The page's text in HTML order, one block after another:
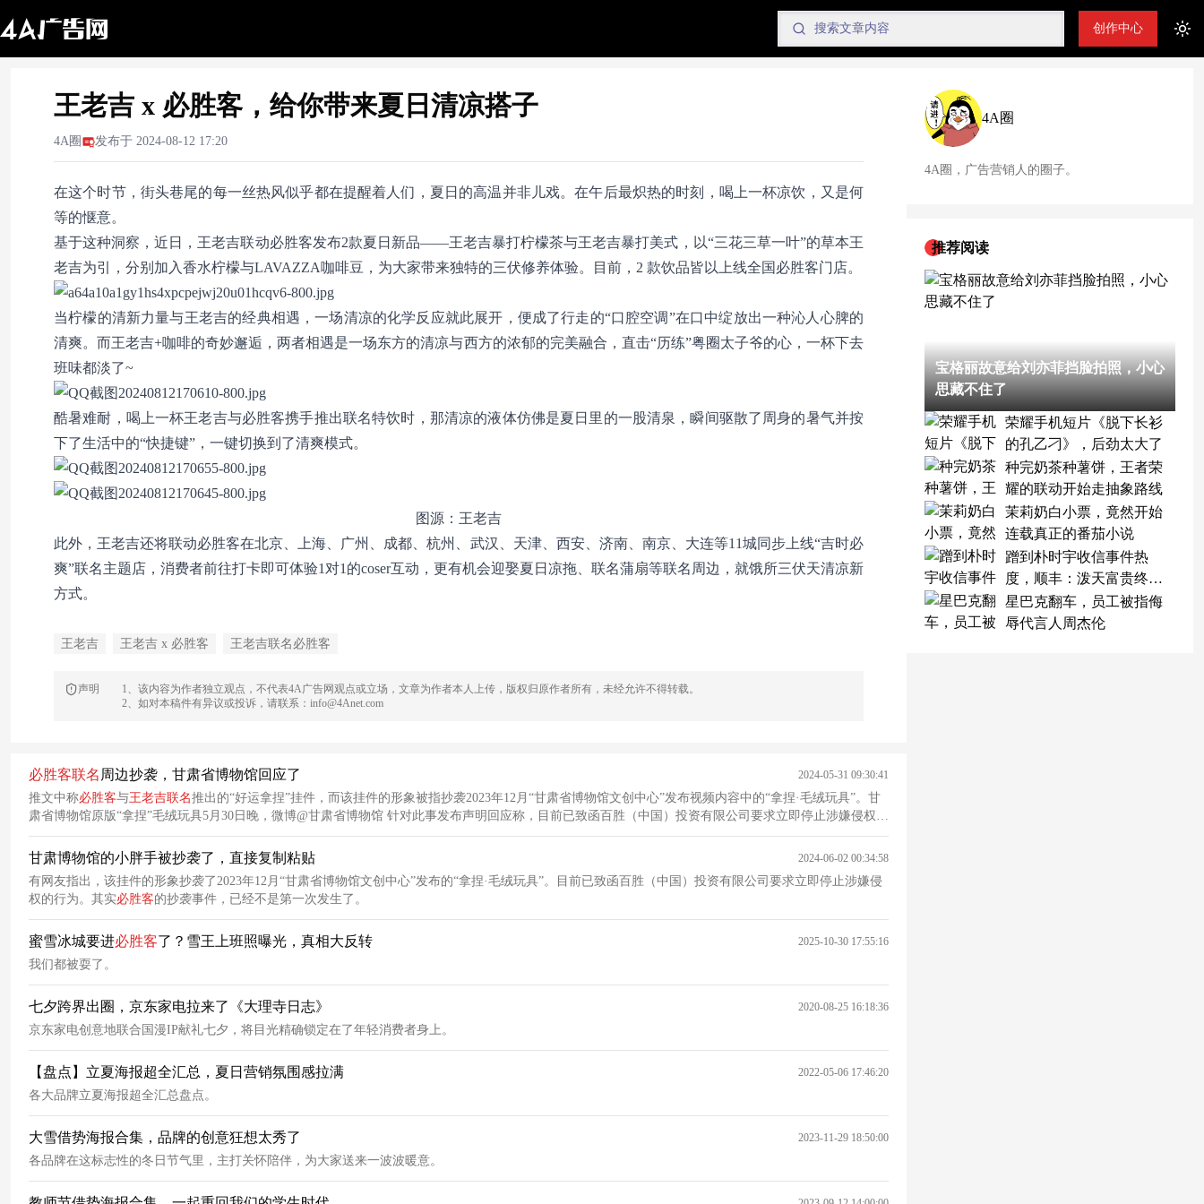
创作中心
王老吉 x 必胜客，给你带来夏日清凉搭子
4A圈 发布于 2024-08-12 17:20
在这个时节，街头巷尾的每一丝热风似乎都在提醒着人们，夏日的高温并非儿戏。在午后最炽热的时刻，喝上一杯凉饮，又是何
等的惬意。
基于这种洞察，近日，王老吉联动必胜客发布2款夏日新品——王老吉暴打柠檬茶与王老吉暴打美式，以“三花三草一叶”的草本王
老吉为引，分别加入香水柠檬与LAVAZZA咖啡豆，为大家带来独特的三伏修养体验。目前，2 款饮品皆以上线全国必胜客门店。
当柠檬的清新力量与王老吉的经典相遇，一场清凉的化学反应就此展开，便成了行走的“口腔空调”在口中绽放出一种沁人心脾的
清爽。而王老吉+咖啡的奇妙邂逅，两者相遇是一场东方的清凉与西方的浓郁的完美融合，直击“历练”粤圈太子爷的心，一杯下去
班味都淡了~
酷暑难耐，喝上一杯王老吉与必胜客携手推出联名特饮时，那清凉的液体仿佛是夏日里的一股清泉，瞬间驱散了周身的暑气并按
下了生活中的“快捷键”，一键切换到了清爽模式。
图源：王老吉
此外，王老吉还将联动必胜客在北京、上海、广州、成都、杭州、武汉、天津、西安、济南、南京、大连等11城同步上线“吉时必
爽”联名主题店，消费者前往打卡即可体验1对1的coser互动，更有机会迎娶夏日凉拖、联名蒲扇等联名周边，就饿所三伏天清凉新
方式。
王老吉 王老吉 x 必胜客 王老吉联名必胜客
声明
1、该内容为作者独立观点，不代表4A广告网观点或立场，文章为作者本人上传，版权归原作者所有，未经允许不得转载。
2、如对本稿件有异议或投诉，请联系：info@4Anet.com
必胜客联名 周边抄袭，甘肃省博物馆回应了 2024-05-31 09:30:41
推文中称必胜客与王老吉联名推出的“好运拿捏”挂件，而该挂件的形象被指抄袭2023年12月“甘肃省博物馆文创中心”发布视频内容中的“拿捏·毛绒玩具”。甘
肃省博物馆原版“拿捏”毛绒玩具5月30日晚，微博@甘肃省博物馆 针对此事发布声明回应称，目前已致函百胜（中国）投资有限公司要求立即停止涉嫌侵权的
行为。
甘肃博物馆的小胖手被抄袭了，直接复制粘贴 2024-06-02 00:34:58
有网友指出，该挂件的形象抄袭了2023年12月“甘肃省博物馆文创中心”发布的“拿捏·毛绒玩具”。目前已致函百胜（中国）投资有限公司要求立即停止涉嫌侵
权的行为。其实必胜客的抄袭事件，已经不是第一次发生了。
蜜雪冰城要进必胜客了？雪王上班照曝光，真相大反转 2025-10-30 17:55:16
我们都被耍了。
七夕跨界出圈，京东家电拉来了《大理寺日志》 2020-08-25 16:18:36
京东家电创意地联合国漫IP献礼七夕，将目光精确锁定在了年轻消费者身上。
【盘点】立夏海报超全汇总，夏日营销氛围感拉满 2022-05-06 17:46:20
各大品牌立夏海报超全汇总盘点。
大雪借势海报合集，品牌的创意狂想太秀了 2023-11-29 18:50:00
各品牌在这标志性的冬日节气里，主打关怀陪伴，为大家送来一波波暖意。
4A圈
4A圈，广告营销人的圈子。
推荐阅读
宝格丽故意给刘亦菲挡脸拍照，小心
思藏不住了
荣耀手机短片《脱下长衫
的孔乙刁》，后劲太大了
种完奶茶种薯饼，王者荣
耀的联动开始走抽象路线
茉莉奶白小票，竟然开始
连载真正的番茄小说
蹭到朴时宇收信事件热
度，顺丰：泼天富贵终于
轮到我了
星巴克翻车，员工被指侮
辱代言人周杰伦